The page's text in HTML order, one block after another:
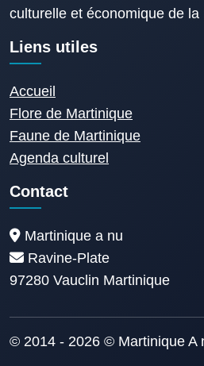
culturelle et économique de la
Liens utiles
Accueil
Flore de Martinique
Faune de Martinique
Agenda culturel
Contact
Martinique a nu
Ravine-Plate
97280 Vauclin Martinique
© 2014 - 2026 © Martinique A